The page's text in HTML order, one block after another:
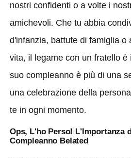
nostri confidenti o a volte i
amichevoli. Che tu abbia
d'infanzia, battute di famiglia o
vita, il legame con un fratello è
suo compleanno è più di una
una celebrazione della
te in ogni momento.
Ops, L'ho Perso! L'Importanza
Compleanno Belated